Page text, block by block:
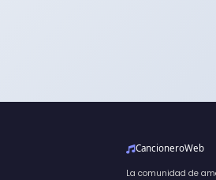
CancioneroWeb
La comunidad de